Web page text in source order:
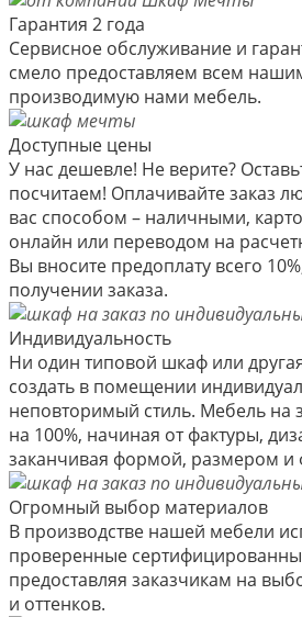
Гарантия 2 года
Сервисное обслуживание и
смело предоставляем всем
производимую нами мебель.
Доступные цены
У нас дешевле! Не верите?
посчитаем! Оплачивайте заказ
вас способом – наличными,
онлайн или переводом на
Вы вносите предоплату всего
получении заказа.
Индивидуальность
Ни один типовой шкаф или
создать в помещении
неповторимый стиль. Мебель на
на 100%, начиная от фактуры,
заканчивая формой, размером и
Огромный выбор материалов
В производстве нашей мебели
проверенные
предоставляя заказчикам на
и оттенков.